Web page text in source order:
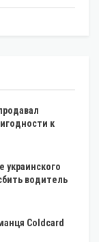
к
украинского
водитель
Coldcard